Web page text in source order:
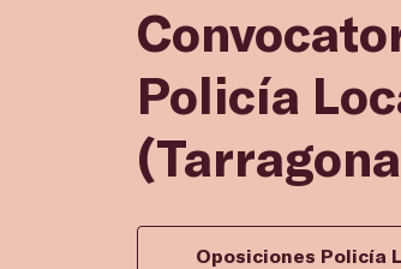
Policía
Oposiciones Policía